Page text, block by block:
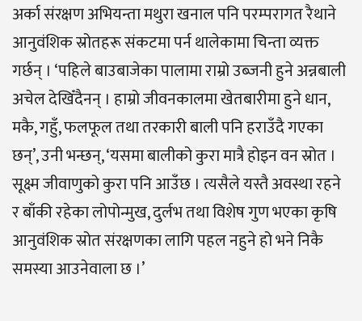
अर्का संरक्षण अभियन्ता मथुरा खनाल पनि परम्परागत रैथाने
आनुवंशिक स्रोतहरू संकटमा पर्न थालेकामा चिन्ता व्यक्त
गर्छन् । ‘पहिले बाउबाजेका पालामा राम्रो उब्जनी हुने अन्नबाली
अचेल देखिँदैनन् । हाम्रो जीवनकालमा खेतबारीमा हुने धान,
मकै, गहुँ, फलफूल तथा तरकारी बाली पनि हराउँदै गएका
छन्’, उनी भन्छन्, ‘यसमा बालीको कुरा मात्रै होइन वन स्रोत ।
सूक्ष्म जीवाणुको कुरा पनि आउँछ । त्यसैले यस्तै अवस्था रहने
र बाँकी रहेका लोपोन्मुख, दुर्लभ तथा विशेष गुण भएका कृषि
आनुवंशिक स्रोत संरक्षणका लागि पहल नहुने हो भने निकै
समस्या आउनेवाला छ ।’